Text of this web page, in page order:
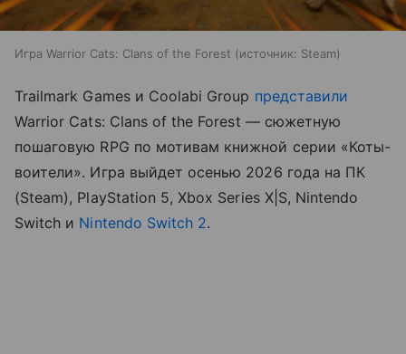
Игра Warrior Cats: Clans of the Forest источник: Steam
Trailmark Games и Coolabi Group представили
Warrior Cats: Clans of the Forest — сюжетную
пошаговую RPG по мотивам книжной серии «Коты-
воители». Игра выйдет осенью 2026 года на ПК
(Steam), PlayStation 5, Xbox Series X|S, Nintendo
Switch и Nintendo Switch 2.